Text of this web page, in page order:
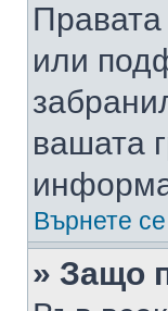
или
вашата
Върнете
» Защо